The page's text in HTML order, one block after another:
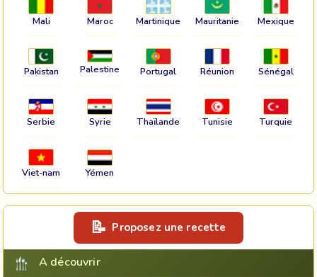
Mali Maroc Martinique Mauritanie Mexique
Pakistan Palestine Portugal Réunion Sénégal
Serbie Syrie Thaïlande Tunisie Turquie
Viet-nam Yémen
Proposez une recette
A découvrir